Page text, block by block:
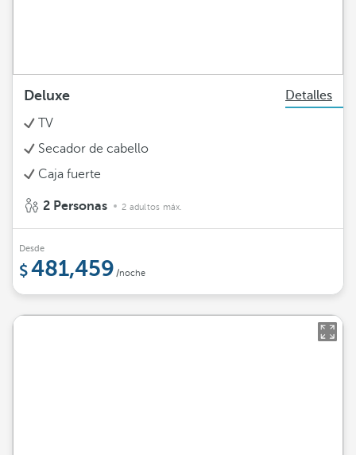
Deluxe
Detalles
TV
Secador de cabello
Caja fuerte
2 Personas 2 adultos máx.
Desde
481,459 /noche